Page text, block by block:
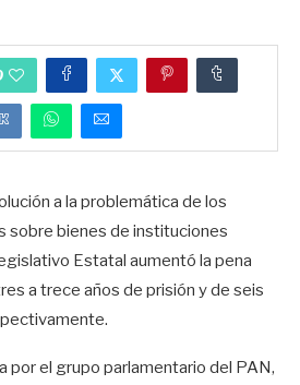
a la problemática de los
sobre bienes de instituciones
Estatal aumentó la pena
a trece años de prisión y de seis
por el grupo parlamentario del PAN,